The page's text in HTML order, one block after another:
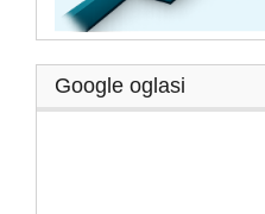
Google oglasi